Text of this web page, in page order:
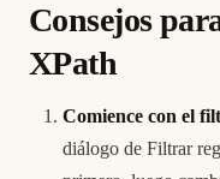
Consejos
XPath
Comience con el
diálogo de Filtrar